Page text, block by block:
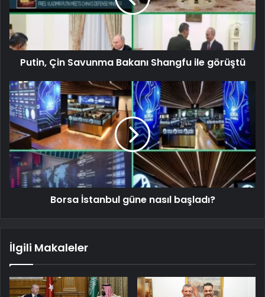
Putin, Çin Savunma Bakanı Shangfu ile görüştü
Borsa İstanbul güne nasıl başladı?
İlgili Makaleler